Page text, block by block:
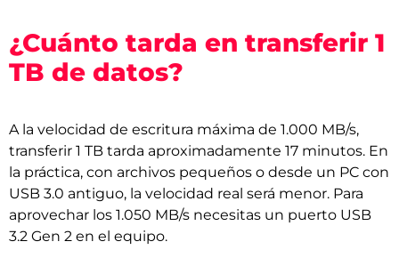
¿Cuánto tarda en transferir 1
TB de datos?
A la velocidad de escritura máxima de 1.000 MB/s,
transferir 1 TB tarda aproximadamente 17 minutos. En
la práctica, con archivos pequeños o desde un PC con
USB 3.0 antiguo, la velocidad real será menor. Para
aprovechar los 1.050 MB/s necesitas un puerto USB
3.2 Gen 2 en el equipo.